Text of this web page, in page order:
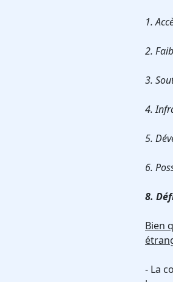
1.
2.
3.
4.
5.
6.
8.
Bien
- La